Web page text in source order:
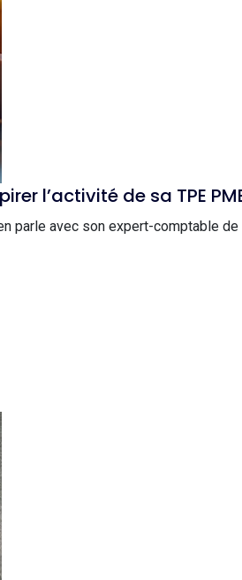
l’activité de sa TPE
parle avec son expert-comptable